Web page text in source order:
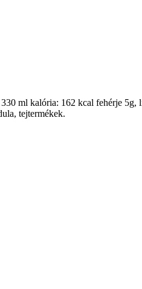
ml kalória: 162 kcal fehérje
tejtermékek.